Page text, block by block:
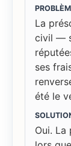
La
civil —
ses
été le
Oui.